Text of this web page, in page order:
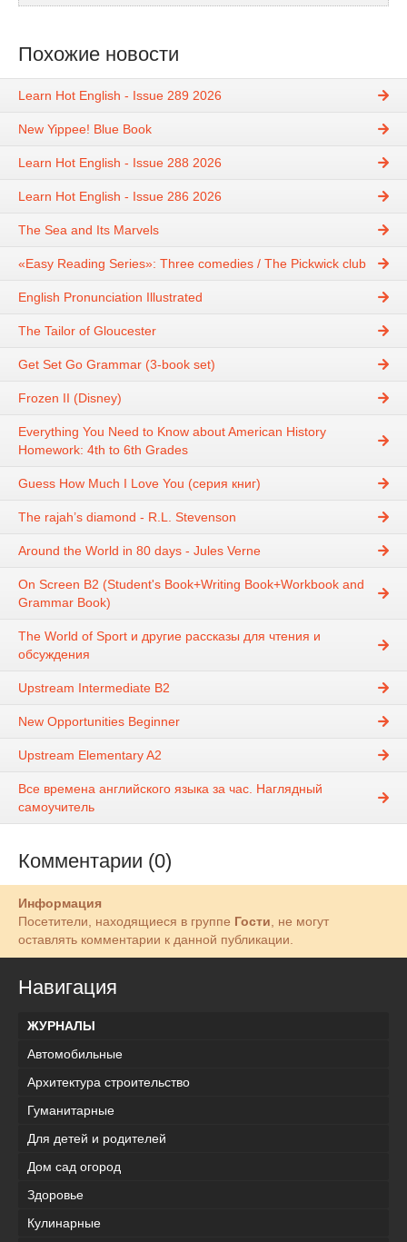
Похожие новости
Learn Hot English - Issue 289 2026
New Yippee! Blue Book
Learn Hot English - Issue 288 2026
Learn Hot English - Issue 286 2026
The Sea and Its Marvels
«Easy Reading Series»: Three comedies / The Pickwick club
English Pronunciation Illustrated
The Tailor of Gloucester
Get Set Go Grammar (3-book set)
Frozen II (Disney)
Everything You Need to Know about American History
Homework: 4th to 6th Grades
Guess How Much I Love You (серия книг)
The rajah’s diamond - R.L. Stevenson
Around the World in 80 days - Jules Verne
On Screen B2 (Student's Book+Writing Book+Workbook and
Grammar Book)
The World of Sport и другие рассказы для чтения и
обсуждения
Upstream Intermediate B2
New Opportunities Beginner
Upstream Elementary A2
Все времена английского языка за час. Наглядный
самоучитель
Комментарии (0)
Информация
Посетители, находящиеся в группе Гости, не могут
оставлять комментарии к данной публикации.
Навигация
ЖУРНАЛЫ
Автомобильные
Архитектура строительство
Гуманитарные
Для детей и родителей
Дом сад огород
Здоровье
Кулинарные